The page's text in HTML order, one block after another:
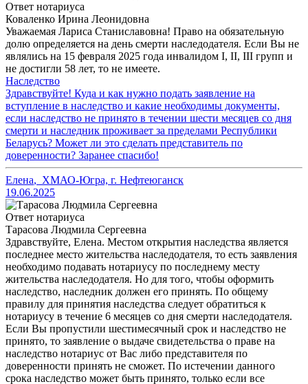
Ответ нотариуса
Коваленко Ирина Леонидовна
Уважаемая Лариса Станиславовна! Право на обязательную
долю определяется на день смерти наследодателя. Если Вы не
являлись на 15 февраля 2025 года инвалидом I, II, III групп и
не достигли 58 лет, то не имеете.
Наследство
Здравствуйте! Куда и как нужно подать заявление на
вступление в наследство и какие необходимы документы,
если наследство не принято в течении шести месяцев со дня
смерти и наследник проживает за пределами Республики
Беларусь? Может ли это сделать представитель по
доверенности? Заранее спасибо!
Елена, ХМАО-Югра, г. Нефтеюганск
19.06.2025
Ответ нотариуса
Тарасова Людмила Сергеевна
Здравствуйте, Елена. Местом открытия наследства является
последнее место жительства наследодателя, то есть заявления
необходимо подавать нотариусу по последнему месту
жительства наследодателя. Но для того, чтобы оформить
наследство, наследник должен его принять. По общему
правилу для принятия наследства следует обратиться к
нотариусу в течение 6 месяцев со дня смерти наследодателя.
Если Вы пропустили шестимесячный срок и наследство не
принято, то заявление о выдаче свидетельства о праве на
наследство нотариус от Вас либо представителя по
доверенности принять не сможет. По истечении данного
срока наследство может быть принято, только если все